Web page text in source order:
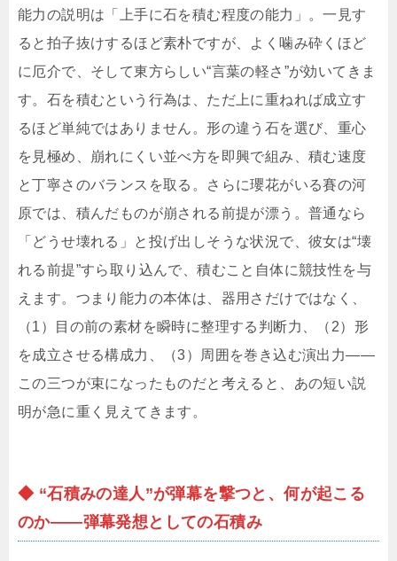
能力の説明は「上手に石を積む程度の能力」。一見す
ると拍子抜けするほど素朴ですが、よく噛み砕くほど
に厄介で、そして東方らしい“言葉の軽さ”が効いてきま
す。石を積むという行為は、ただ上に重ねれば成立す
るほど単純ではありません。形の違う石を選び、重心
を見極め、崩れにくい並べ方を即興で組み、積む速度
と丁寧さのバランスを取る。さらに瓔花がいる賽の河
原では、積んだものが崩される前提が漂う。普通なら
「どうせ壊れる」と投げ出しそうな状況で、彼女は“壊
れる前提”すら取り込んで、積むこと自体に競技性を与
えます。つまり能力の本体は、器用さだけではなく、
（1）目の前の素材を瞬時に整理する判断力、（2）形
を成立させる構成力、（3）周囲を巻き込む演出力――
この三つが束になったものだと考えると、あの短い説
明が急に重く見えてきます。
◆ “石積みの達人”が弾幕を撃つと、何が起こる
のか——弾幕発想としての石積み